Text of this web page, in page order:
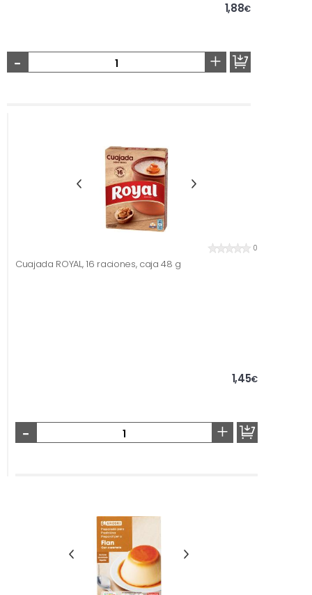
1,88€
- +
0
Cuajada ROYAL, 16 raciones, caja 48 g
1,45€
- +